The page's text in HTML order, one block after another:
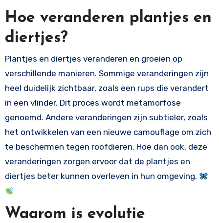
Hoe veranderen plantjes en
diertjes?
Plantjes en diertjes veranderen en groeien op
verschillende manieren. Sommige veranderingen zijn
heel duidelijk zichtbaar, zoals een rups die verandert
in een vlinder. Dit proces wordt metamorfose
genoemd. Andere veranderingen zijn subtieler, zoals
het ontwikkelen van een nieuwe camouflage om zich
te beschermen tegen roofdieren. Hoe dan ook, deze
veranderingen zorgen ervoor dat de plantjes en
diertjes beter kunnen overleven in hun omgeving.
Waarom is evolutie